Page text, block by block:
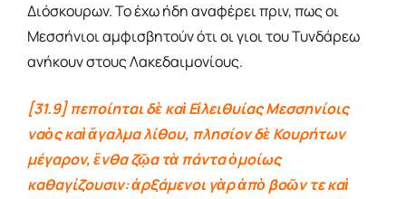
Διόσκουρων. Το έχω ήδη αναφέρει πριν, πως οι
Μεσσήνιοι αμφισβητούν ότι οι γιοι του Τυνδάρεω
ανήκουν στους Λακεδαιμονίους.
[31.9] πεποίηται δὲ καὶ Εἰλειθυίας Μεσσηνίοις
ναὸς καὶ ἄγαλμα λίθου, πλησίον δὲ Κουρήτων
μέγαρον, ἔνθα ζῷα τὰ πάντα ὁμοίως
καθαγίζουσιν: ἀρξάμενοι γὰρ ἀπὸ βοῶν τε καὶ